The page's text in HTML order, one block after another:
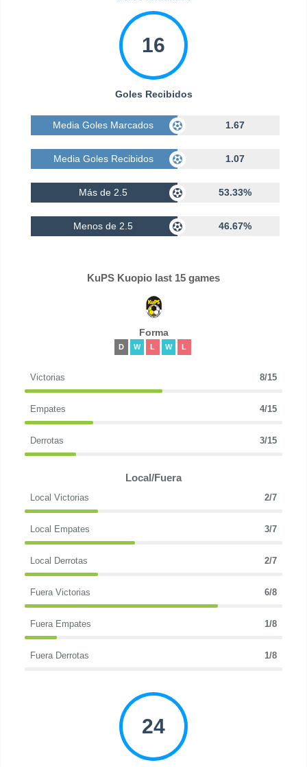
16
Goles Recibidos
Media Goles Marcados 1.67
Media Goles Recibidos 1.07
Más de 2.5 53.33%
Menos de 2.5 46.67%
KuPS Kuopio last 15 games
Forma
D W L W L
Victorias 8/15
Empates 4/15
Derrotas 3/15
Local/Fuera
Local Victorias 2/7
Local Empates 3/7
Local Derrotas 2/7
Fuera Victorias 6/8
Fuera Empates 1/8
Fuera Derrotas 1/8
24